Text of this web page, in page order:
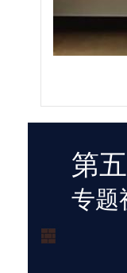
第
专题